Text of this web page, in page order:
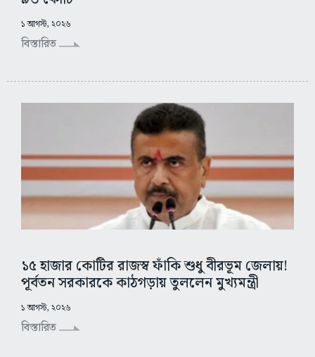
১ আগস্ট, ২০২৬
বিস্তারিত
১৫ হাজার কোটির রাজস্ব ফাঁকি শুধু বীরভূম জেলায়!
পূর্বতন সরকারকে কাঠগড়ায় তুললেন মুখ্যমন্ত্রী
১ আগস্ট, ২০২৬
বিস্তারিত